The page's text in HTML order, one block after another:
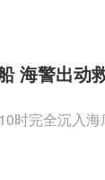
海警出动
时完全沉入海